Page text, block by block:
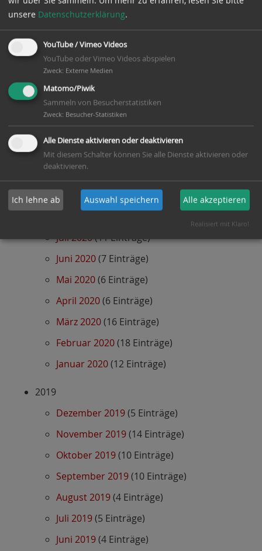
April 2021(5 Einträge)
März 2021(3 Einträge)
Februar 2021 (7 Einträge)
Januar 2021
2020
November 2020(4 Einträge)
September 2020(16 Einträge)
Juli 2020(11 Einträge)
Juni 2020(7 Einträge)
Mai 2020(6 Einträge)
April 2020(6 Einträge)
März 2020(16 Einträge)
Februar 2020(18 Einträge)
Januar 2020(12 Einträge)
2019
Dezember 2019(5 Einträge)
November 2019(14 Einträge)
Oktober 2019(10 Einträge)
September 2019(10 Einträge)
August 2019(4 Einträge)
Juli 2019(5 Einträge)
Juni 2019(4 Einträge)
unsere Datenschutzerklärung.
YouTube / Vimeo Videos
YouTube oder Vimeo Videos abspielen
Zweck: Externe Medien
Matomo/Piwik
Sammeln von Besucherstatistiken
Zweck: Besucher-Statistiken
Alle Dienste aktivieren oder deaktivieren
Mit diesem Schalter können Sie alle Dienste aktivieren oder
deaktivieren.
Ich lehne ab Auswahl speichern Alle akzeptieren
Realisiert mit Klaro!